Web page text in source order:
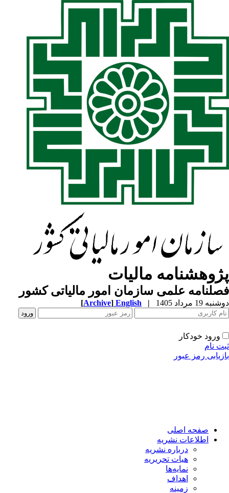
مالیات
علمی سازمان امور مالیاتی کشور
19 مرداد 1405 |
English
[Archive]
ورود خودکار
نام
رمز عبور
صفحه اصلی
اطلاعات نشریه
درباره نشریه
هیات تحریریه
نمایه‌ها
اهداف
زمینه